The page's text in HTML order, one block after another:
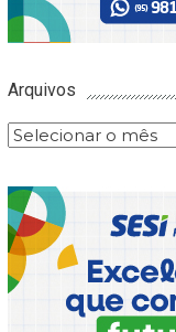
Arquivos
Arquivos